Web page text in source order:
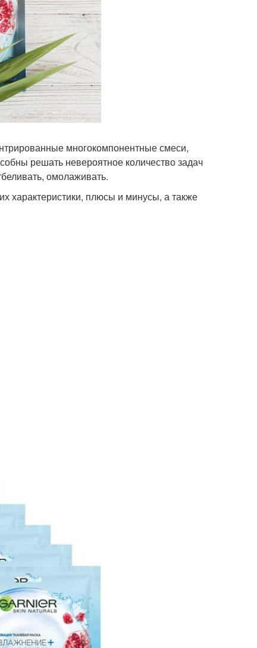
многокомпонентные смеси,
решать невероятное количество задач
омолаживать.
характеристики, плюсы и минусы, а также